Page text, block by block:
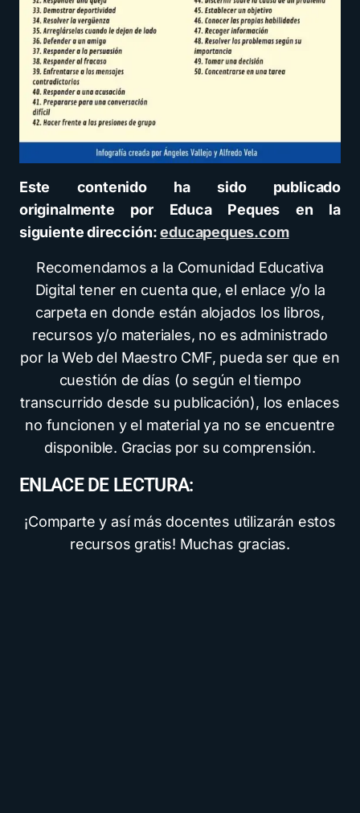
Este contenido ha sido publicado
originalmente por Educa Peques en la
siguiente dirección:educapeques.com
Recomendamos a la Comunidad Educativa
Digital tener en cuenta que, el enlace y/o la
carpeta en donde están alojados los libros,
recursos y/o materiales, no es administrado
por la Web del Maestro CMF, pueda ser que en
cuestión de días (o según el tiempo
transcurrido desde su publicación), los enlaces
no funcionen y el material ya no se encuentre
disponible. Gracias por su comprensión.
ENLACE DE LECTURA:
¡Comparte y así más docentes utilizarán estos
recursos gratis! Muchas gracias.